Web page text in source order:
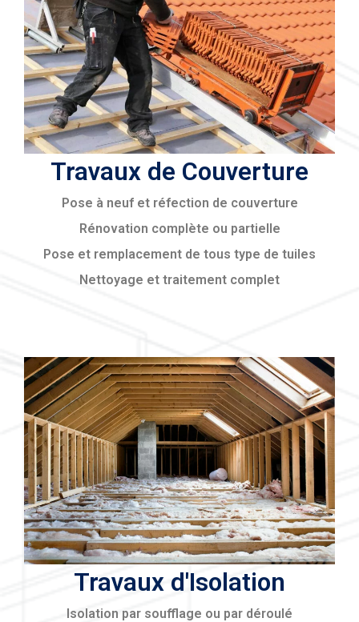
Travaux de Couverture
Pose à neuf et réfection de couverture
Rénovation complète ou partielle
Pose et remplacement de tous type de tuiles
Nettoyage et traitement complet
Travaux d'Isolation
Isolation par soufflage ou par déroulé